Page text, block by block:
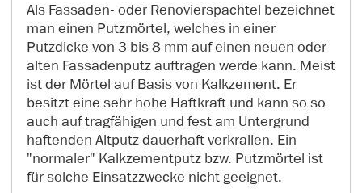
Als Fassaden- oder Renovierspachtel bezeichnet
man einen Putzmörtel, welches in einer
Putzdicke von 3 bis 8 mm auf einen neuen oder
alten Fassadenputz auftragen werde kann. Meist
ist der Mörtel auf Basis von Kalkzement. Er
besitzt eine sehr hohe Haftkraft und kann so so
auch auf tragfähigen und fest am Untergrund
haftenden Altputz dauerhaft verkrallen. Ein
"normaler" Kalkzementputz bzw. Putzmörtel ist
für solche Einsatzzwecke nicht geeignet.